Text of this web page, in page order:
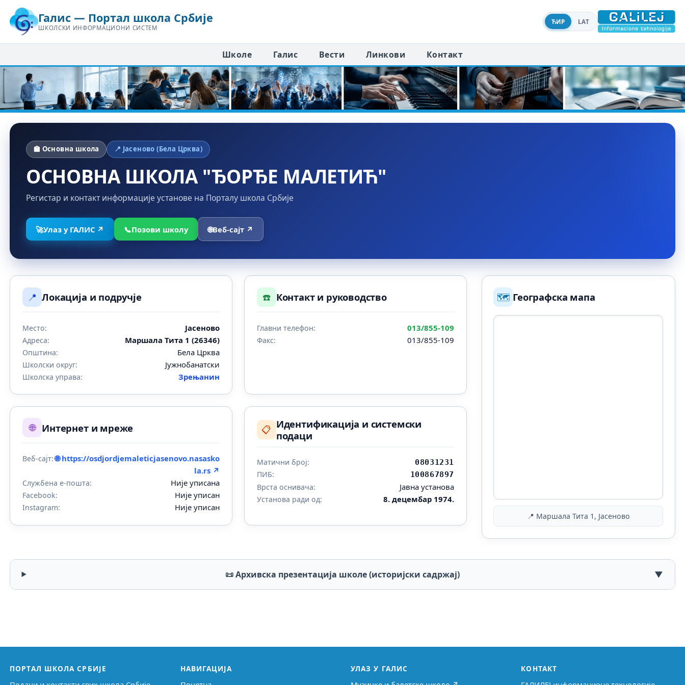
Галис — Портал школа Србије
ШКОЛСКИ ИНФОРМАЦИОНИ СИСТЕМ
ЋИР LAT
Школе Галис Вести Линкови Контакт
🏫 Основна школа 📍 Јасеново (Бела Црква)
ОСНОВНА ШКОЛА "ЂОРЂЕ МАЛЕТИЋ"
Регистар и контакт информације установе на Порталу школа Србије
🚀Улаз у ГАЛИС ↗ 📞Позови школу 🌐Веб-сајт ↗
📍 Локација и подручје
Место: Јасеново
Адреса: Маршала Тита 1 (26346)
Општина: Бела Црква
Школски округ: Јужнобанатски
Школска управа: Зрењанин
☎️ Контакт и руководство
Главни телефон: 013/855-109
Факс: 013/855-109
🌐 Интернет и мреже
Веб-сајт: 🌐 https://osdjordjemaleticjasenovo.nasasko
la.rs ↗
Службена е-пошта: Није уписана
Facebook: Није уписан
Instagram: Није уписан
📋 Идентификација и системски
подаци
Матични број: 08031231
ПИБ: 100867897
Врста оснивача: Јавна установа
Установа ради од: 8. децембар 1974.
🗺️ Географска мапа
📍 Маршала Тита 1, Јасеново
📜 Архивска презентација школе (историјски садржај) ▼
ПОРТАЛ ШКОЛА СРБИЈЕ НАВИГАЦИЈА УЛАЗ У ГАЛИС КОНТАКТ